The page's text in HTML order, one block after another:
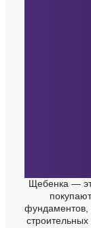
Щебенка —
фундаментов,